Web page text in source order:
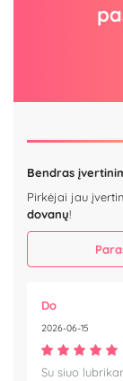
Bendras
Pirkėjai jau
dovanų!
Do
2026-06-15
Su siuo